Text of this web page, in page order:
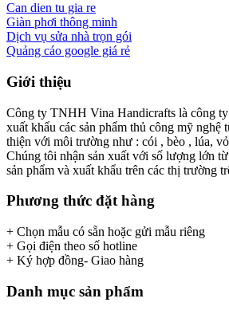
Can dien tu gia re
Giàn phơi thông minh
Dịch vụ sửa nhà trọn gói
Quảng cáo google giá rẻ
Giới thiệu
Công ty TNHH Vina Handicrafts là công ty
xuất khẩu các sản phẩm thủ công mỹ nghệ
thiện với môi trường như : cói , bèo , lúa,
Chúng tôi nhận sản xuất với số lượng lớn
sản phẩm và xuất khẩu trên các thị trường
Phương thức đặt hàng
+ Chọn mẫu có sẵn hoặc gửi mẫu riêng
+ Gọi điện theo số hotline
+ Ký hợp đồng- Giao hàng
Danh mục sản phẩm